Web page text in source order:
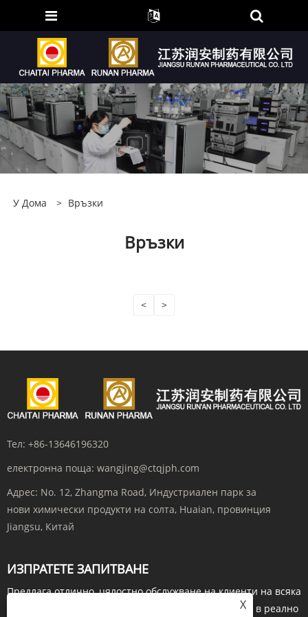
У Дома > Връзки
Връзки
< >
Тел: +86-13646196320
електронна поща: wangjing@ctqjph.com
Адрес: No. 12, Zhangma Road, Индустриален парк за
нови химически продукти на солта, Huaian, провинция
Jiangsu, Китай
ИЗПРАТЕТЕ ЗАПИТВАНЕ
Предлага отлично, цялостно обслужване на клиенти на всяка
стъпка. Преди да поръчате, направете запитвания в реално
X